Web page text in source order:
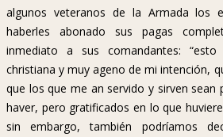
algunos veteranos de la Armada los
haberles abonado sus pagas
inmediato a sus comandantes:
christiana y muy ageno de mi intención,
que los que me an servido y sirven sean
haver, pero gratificados en lo que
sin embargo, también podríamos